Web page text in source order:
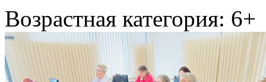
Возрастная категория: 6+